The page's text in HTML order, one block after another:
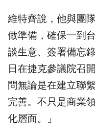
維特齊說，他與團
做準備，確保一到
談生意、簽署備忘
日在捷克參議院召
問無論是在建立聯
完善。不只是商業
化層面。」